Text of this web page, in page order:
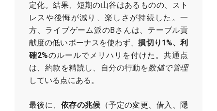
定化。結果、短期の山谷はあるものの、スト
レスや後悔が減り、楽しさが持続した。一
方、ライブゲーム派のBさんは、テーブル貢
献度の低いボーナスを使わず、損切り1%、利
確2%のルールでメリハリを付けた。共通点
は、約款を精読し、自分の行動を数値で管理
している点にある。
最後に、 依存の兆候 （予定の変更、借入、隠